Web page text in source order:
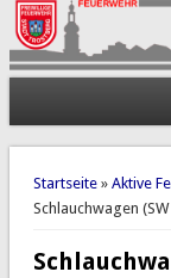
Sie sind hier
Startseite» Aktive
Schlauchwagen